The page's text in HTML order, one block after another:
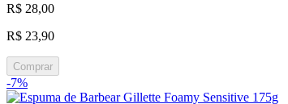
R$ 28,00
R$ 23,90
Comprar
-7%